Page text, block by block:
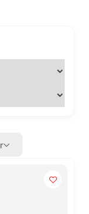
imperdíveis nos
de agosto de 2026
o Bixiga em um
Itália durante
de 2026: festas